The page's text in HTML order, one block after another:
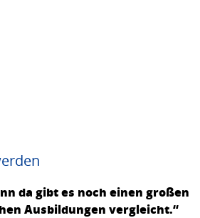
da gibt es noch einen großen
Ausbildungen vergleicht.“